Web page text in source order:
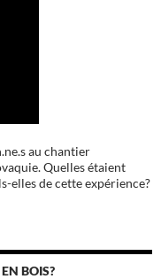
au chantier
Quelles étaient
elles de cette expérience?
BOIS?